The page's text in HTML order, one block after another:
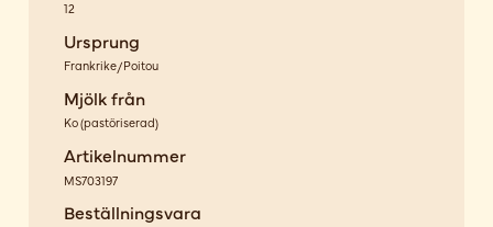
12
Ursprung
Frankrike/Poitou
Mjölk från
Ko(pastöriserad)
Artikelnummer
MS703197
Beställningsvara